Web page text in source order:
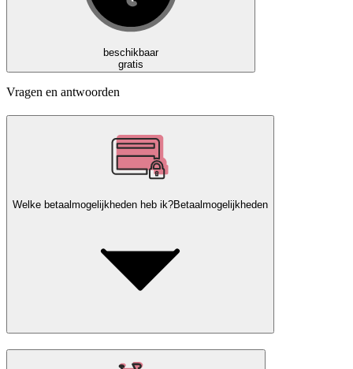
beschikbaar
gratis
Vragen en antwoorden
Welke betaalmogelijkheden heb ik?Betaalmogelijkheden